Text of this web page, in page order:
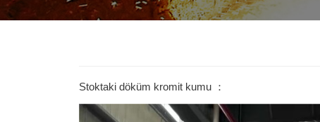
Stoktaki döküm kromit kumu ：